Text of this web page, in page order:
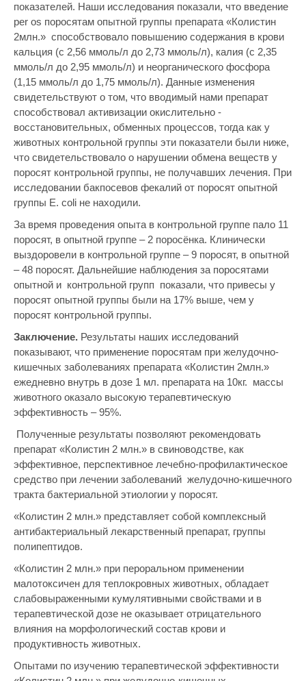
показателей. Наши исследования показали, что введение
per os поросятам опытной группы препарата «Колистин
2млн.» способствовало повышению содержания в крови
кальция (с 2,56 ммоль/л до 2,73 ммоль/л), калия (с 2,35
ммоль/л до 2,95 ммоль/л) и неорганического фосфора
(1,15 ммоль/л до 1,75 ммоль/л). Данные изменения
свидетельствуют о том, что вводимый нами препарат
способствовал активизации окислительно -
восстановительных, обменных процессов, тогда как у
животных контрольной группы эти показатели были ниже,
что свидетельствовало о нарушении обмена веществ у
поросят контрольной группы, не получавших лечения. При
исследовании бакпосевов фекалий от поросят опытной
группы E. coli не находили.
За время проведения опыта в контрольной группе пало 11
поросят, в опытной группе – 2 поросёнка. Клинически
выздоровели в контрольной группе – 9 поросят, в опытной
– 48 поросят. Дальнейшие наблюдения за поросятами
опытной и контрольной групп показали, что привесы у
поросят опытной группы были на 17% выше, чем у
поросят контрольной группы.
Заключение. Результаты наших исследований
показывают, что применение поросятам при желудочно-
кишечных заболеваниях препарата «Колистин 2млн.»
ежедневно внутрь в дозе 1 мл. препарата на 10кг. массы
животного оказало высокую терапевтическую
эффективность – 95%.
Полученные результаты позволяют рекомендовать
препарат «Колистин 2 млн.» в свиноводстве, как
эффективное, перспективное лечебно-профилактическое
средство при лечении заболеваний желудочно-кишечного
тракта бактериальной этиологии у поросят.
«Колистин 2 млн.» представляет собой комплексный
антибактериальный лекарственный препарат, группы
полипептидов.
«Колистин 2 млн.» при пероральном применении
малотоксичен для теплокровных животных, обладает
слабовыраженными кумулятивными свойствами и в
терапевтической дозе не оказывает отрицательного
влияния на морфологический состав крови и
продуктивность животных.
Опытами по изучению терапевтической эффективности